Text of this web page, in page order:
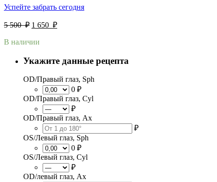
Успейте забрать сегодня
5 500₽ 1 650 ₽
В наличии
Укажите данные рецепта
OD/Правый глаз, Sph
0 ₽
OD/Правый глаз, Cyl
₽
OD/Правый глаз, Ax
₽
OS/Левый глаз, Sph
0 ₽
OS/Левый глаз, Cyl
₽
OD/левый глаз, Ax